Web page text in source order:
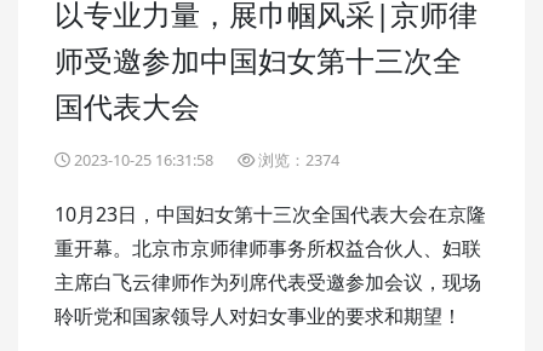
官方 咨询热线：4001-666-001
以专业力量，展巾帼风采|京师律
师受邀参加中国妇女第十三次全
国代表大会
2023-10-25 16:31:58 浏览：2374
10月23日，中国妇女第十三次全国代表大会在京隆
重开幕。北京市京师律师事务所权益合伙人、妇联
主席白飞云律师作为列席代表受邀参加会议，现场
聆听党和国家领导人对妇女事业的要求和期望！